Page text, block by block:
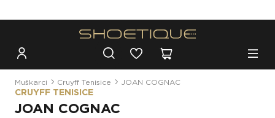
Muškarci Cruyff Tenisice JOAN COGNAC
CRUYFF TENISICE
JOAN COGNAC